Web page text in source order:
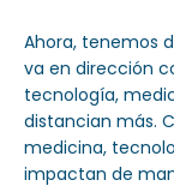
Ahora, tenemos
va en dirección
tecnología,
distancian más.
medicina,
impactan de